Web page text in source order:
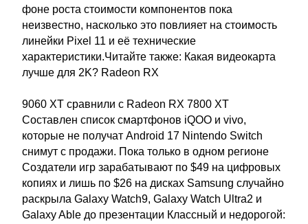
фоне роста стоимости компонентов пока
неизвестно, насколько это повлияет на стоимость
линейки Pixel 11 и её технические
характеристики.Читайте также: Какая видеокарта
лучше для 2K? Radeon RX
9060 XT сравнили с Radeon RX 7800 XT
Составлен список смартфонов iQOO и vivo,
которые не получат Android 17 Nintendo Switch
снимут с продажи. Пока только в одном регионе
Создатели игр зарабатывают по $49 на цифровых
копиях и лишь по $26 на дисках Samsung случайно
раскрыла Galaxy Watch9, Galaxy Watch Ultra2 и
Galaxy Able до презентации Классный и недорогой: